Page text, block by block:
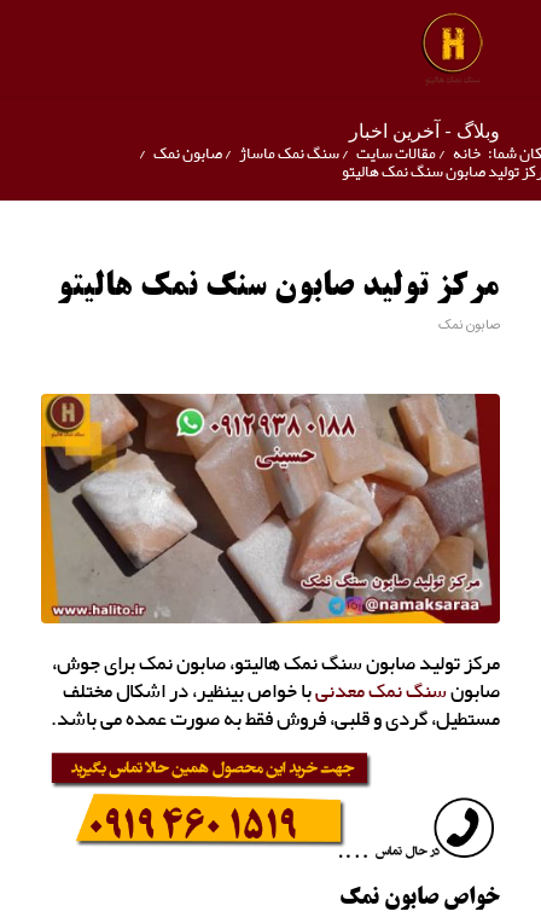
وبلاگ - آخرین اخبار
شما: خانه /مقالات سایت /سنگ نمک ماساژ /صابون نمک /
تولید صابون سنگ نمک هالیتو
مرکز تولید صابون سنگ نمک هالیتو
صابون نمک
مرکز تولید صابون سنگ نمک هالیتو، صابون نمک برای جوش،
صابونسنگ نمک معدنیبا خواص بینظیر، در اشکال مختلف
مستطیل، گردی و قلبی، فروش فقط به صورت عمده می باشد.
خواص صابون نمک